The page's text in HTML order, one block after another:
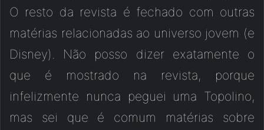
O resto da revista é fechado com outras
matérias relacionadas ao universo jovem (e
Disney). Não posso dizer exatamente o
que é mostrado na revista, porque
infelizmente nunca peguei uma Topolino,
mas sei que é comum matérias sobre